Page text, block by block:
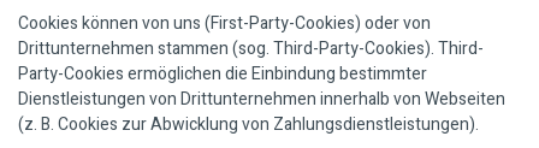
Cookies können von uns (First-Party-Cookies) oder von
Drittunternehmen stammen (sog. Third-Party-Cookies). Third-
Party-Cookies ermöglichen die Einbindung bestimmter
Dienstleistungen von Drittunternehmen innerhalb von Webseiten
(z. B. Cookies zur Abwicklung von Zahlungsdienstleistungen).